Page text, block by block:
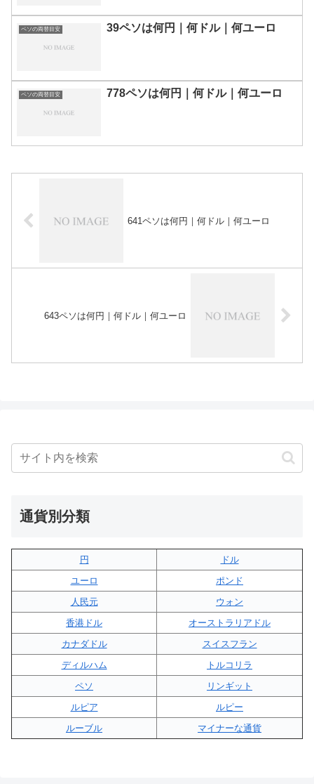
ペソの両替目安 39ペソは何円｜何ドル｜何ユーロ
ペソの両替目安 778ペソは何円｜何ドル｜何ユーロ
641ペソは何円｜何ドル｜何ユーロ
643ペソは何円｜何ドル｜何ユーロ
通貨別分類
円
ドル
ユーロ
ポンド
人民元
ウォン
香港ドル
オーストラリアドル
カナダドル
スイスフラン
ディルハム
トルコリラ
ペソ
リンギット
ルピア
ルピー
ルーブル
マイナーな通貨